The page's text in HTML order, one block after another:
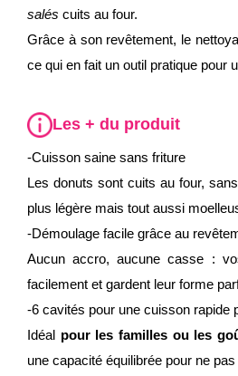
salés cuits au four.
Grâce à son revêtement, le
ce qui en fait un outil pratique pour
Les + du produit
-Cuisson saine sans friture
Les donuts sont cuits au four,
plus légère mais tout aussi
-Démoulage facile grâce au
Aucun accro, aucune casse :
facilement et gardent leur forme
-6 cavités pour une cuisson rapide
Idéal pour les familles ou les
une capacité équilibrée pour ne